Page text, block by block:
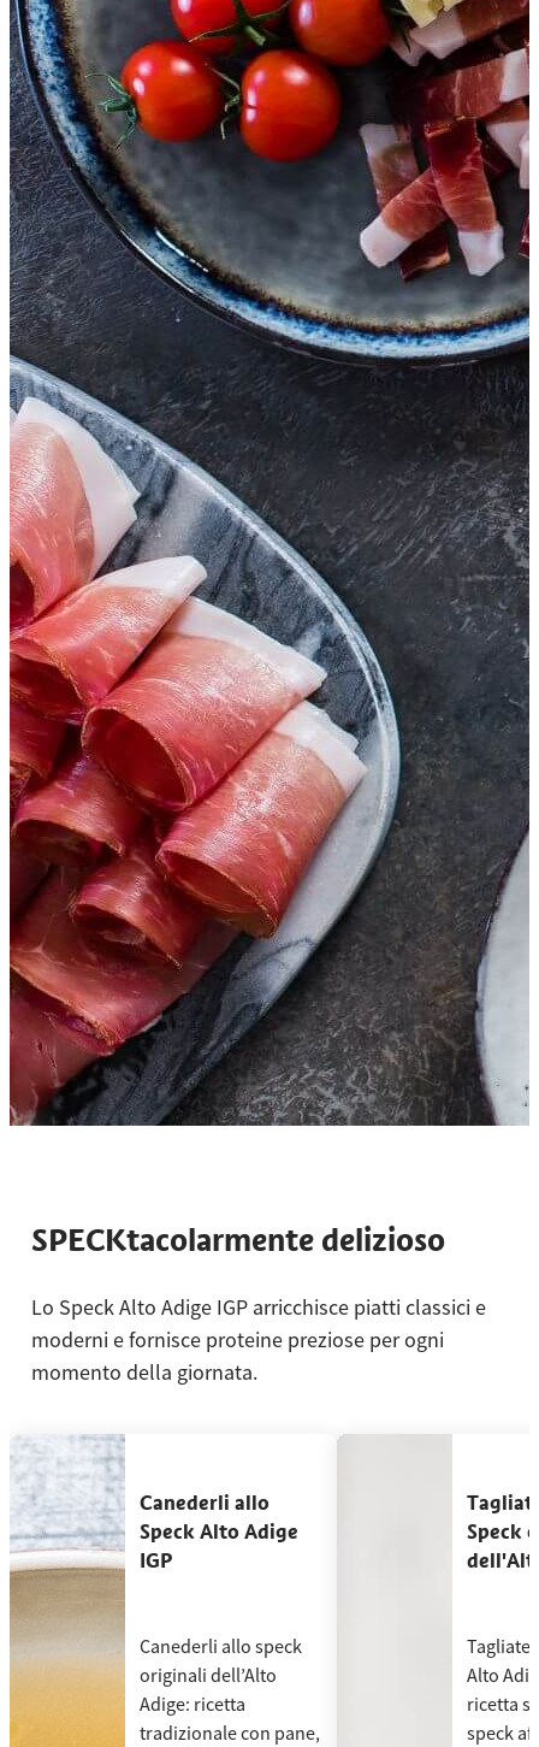
SPECKtacolarmente delizioso
Lo Speck Alto Adige IGP arricchisce piatti classici e
moderni e fornisce proteine preziose per ogni
momento della giornata.
Canederli allo
Speck Alto Adige
IGP
Canederli allo speck
originali dell’Alto
Adige: ricetta
tradizionale con pane,
Speck
Alto
ricetta
speck